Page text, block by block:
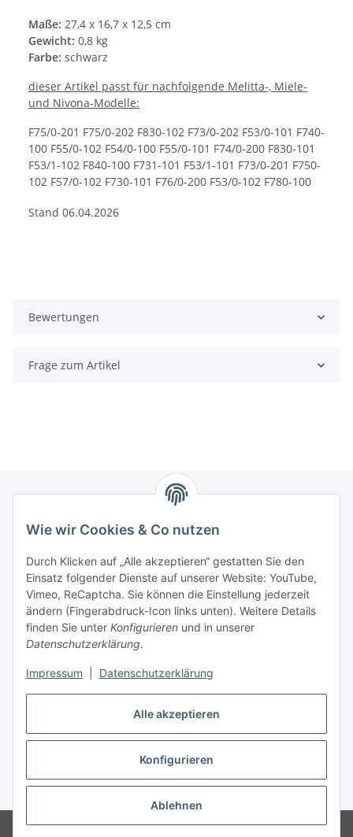
Alle akzeptieren
Konfigurieren
Ablehnen
Wie wir Cookies & Co nutzen
Durch Klicken auf „Alle akzeptieren“ gestatten Sie den
Einsatz folgender Dienste auf unserer Website: YouTube,
Vimeo, ReCaptcha. Sie können die Einstellung jederzeit
ändern (Fingerabdruck-Icon links unten). Weitere Details
finden Sie unter Konfigurieren und in unserer
Datenschutzerklärung.
Impressum Datenschutzerklärung
Maße: 27,4 x 16,7 x 12,5 cm
Gewicht: 0,8 kg
Farbe: schwarz
dieser Artikel passt für nachfolgende Melitta-, Miele-
und Nivona-Modelle:
F75/0-201 F75/0-202 F830-102 F73/0-202 F53/0-101 F740-
100 F55/0-102 F54/0-100 F55/0-101 F74/0-200 F830-101
F53/1-102 F840-100 F731-101 F53/1-101 F73/0-201 F750-
102 F57/0-102 F730-101 F76/0-200 F53/0-102 F780-100
CM6150 CM6110 CM6150 CM6350 CM7500 CM6100
CM7550-CH CM7500C CM7300-CH CM5300 CM5500
NICR656 NICR646 NICR839 NICR680 NICR840 NICR830
Stand 06.04.2026
Bewertungen
Frage zum Artikel
Zahlungsmöglichkeiten
Versandinformationen
Gesetzliche Informationen
Vertrag widerrufen
* Alle Preise inkl. gesetzlicher USt., zzgl.Versand
© Made with ❤ in Sachsen © WebSachse GmbH